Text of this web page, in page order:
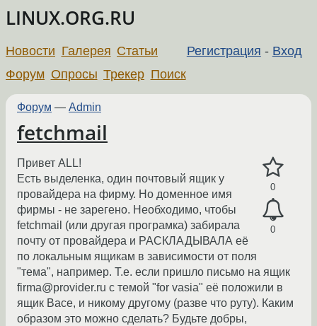
LINUX.ORG.RU
Регистрация - Вход
Новости Галерея Статьи
Форум Опросы Трекер Поиск
Форум — Admin
fetchmail
0
0
Привет ALL!
Есть выделенка, один почтовый ящик у
провайдера на фирму. Но доменное имя
фирмы - не зарегено. Необходимо, чтобы
fetchmail (или другая програмка) забирала
почту от провайдера и РАСКЛАДЫВАЛА её
по локальным ящикам в зависимости от поля
"тема", например. Т.е. если пришло письмо на ящик
firma@provider.ru с темой "for vasia" её положили в
ящик Васе, и никому другому (разве что руту). Каким
образом это можно сделать? Будьте добры,